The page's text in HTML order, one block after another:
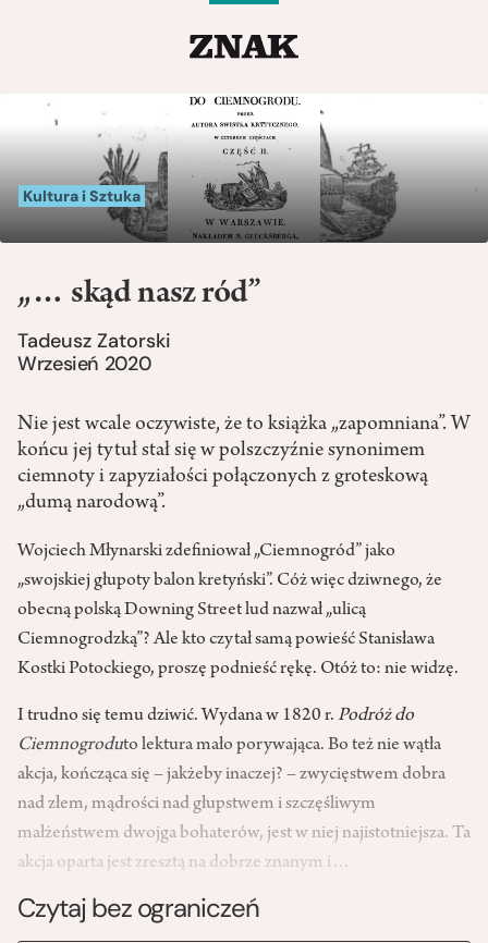
Kultura i Sztuka
„… skąd nasz ród”
Tadeusz Zatorski
Wrzesień 2020
Nie jest wcale oczywiste, że to książka „zapomniana”. W
końcu jej tytuł stał się w polszczyźnie synonimem
ciemnoty i zapyziałości połączonych z groteskową
„dumą narodową”.
Wojciech Młynarski zdefiniował „Ciemnogród” jako
„swojskiej głupoty balon kretyński”. Cóż więc dziwnego, że
obecną polską Downing Street lud nazwał „ulicą
Ciemnogrodzką”? Ale kto czytał samą powieść Stanisława
Kostki Potockiego, proszę podnieść rękę. Otóż to: nie widzę.
I trudno się temu dziwić. Wydana w 1820 r. Podróż do
Ciemnogroduto lektura mało porywająca. Bo też nie wątła
akcja, kończąca się – jakżeby inaczej? – zwycięstwem dobra
nad złem, mądrości nad głupstwem i szczęśliwym
małżeństwem dwojga bohaterów, jest w niej najistotniejsza. Ta
akcja oparta jest zresztą na dobrze znanym i…
Czytaj bez ograniczeń